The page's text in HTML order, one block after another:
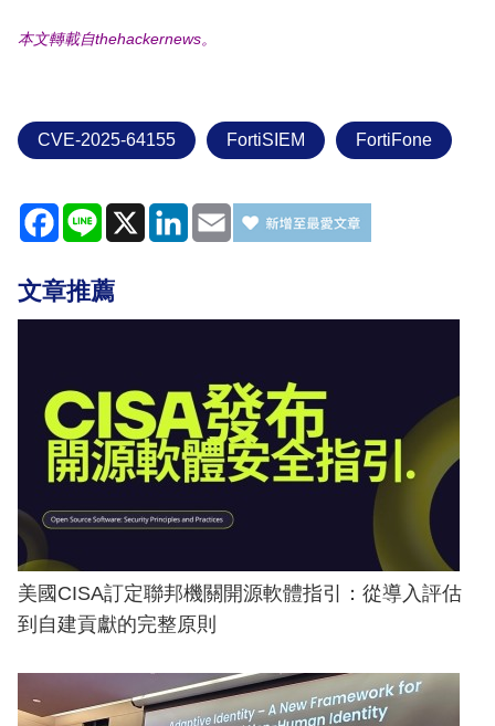
本文轉載自thehackernews。
CVE-2025-64155 FortiSIEM FortiFone
Facebook
Line X LinkedIn
Email
文章推薦
美國CISA訂定聯邦機關開源軟體指引：從導入評估
到自建貢獻的完整原則